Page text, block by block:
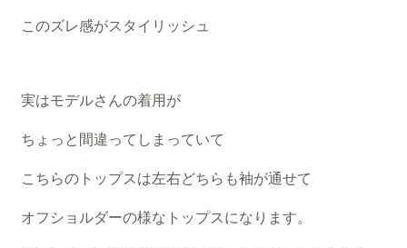
このズレ感がスタイリッシュ
実はモデルさんの着用が
ちょっと間違ってしまっていて
こちらのトップスは左右どちらも袖が通せて
オフショルダーの様なトップスになります。